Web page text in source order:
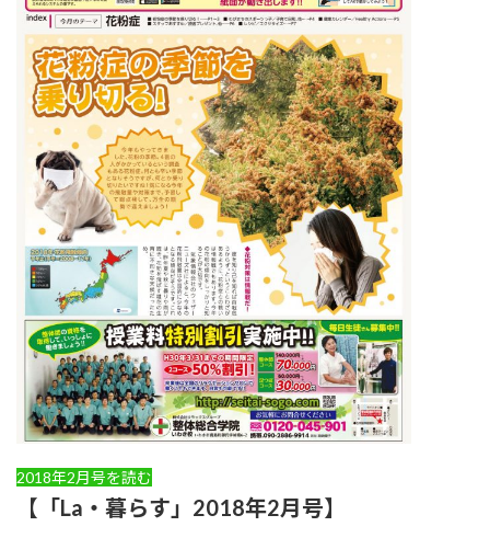
2018年2月号を読む
【「La・暮らす」2018年2月号】